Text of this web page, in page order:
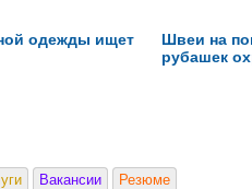
одежды ищет
Швеи на
рубашек
Вакансии Резюме